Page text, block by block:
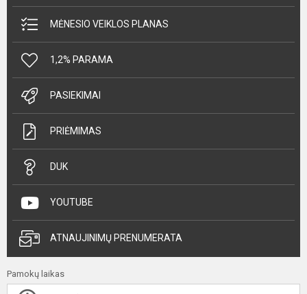
MĖNESIO VEIKLOS PLANAS
1,2% PARAMA
PASIEKIMAI
PRIĖMIMAS
DUK
YOUTUBE
ATNAUJINIMŲ PRENUMERATA
Pamokų laikas